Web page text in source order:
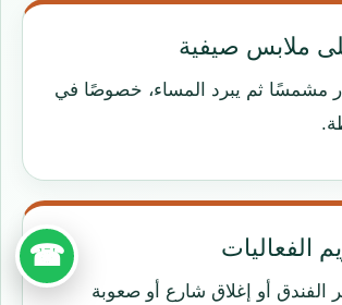
ملابس صيفية
مشمسًا ثم يبرد المساء، خصوصًا في
الفعاليات
الفندق أو إغلاق شارع أو صعوبة
☎